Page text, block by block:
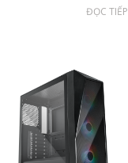
ĐỌC TIẾP